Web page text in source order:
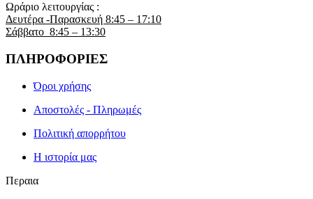
Ωράριο λειτουργίας :
Δευτέρα -Παρασκευή 8:45 – 17:10
Σάββατο 8:45 – 13:30
ΠΛΗΡΟΦΟΡΙΕΣ
Όροι χρήσης
Αποστολές - Πληρωμές
Πολιτική απορρήτου
Η ιστορία μας
Περαια